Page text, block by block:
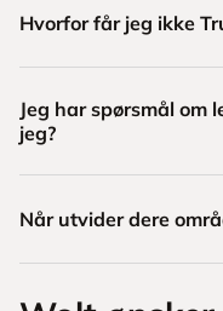
Hvorfor får jeg ikke
Jeg har spørsmål om
jeg?
Når utvider dere